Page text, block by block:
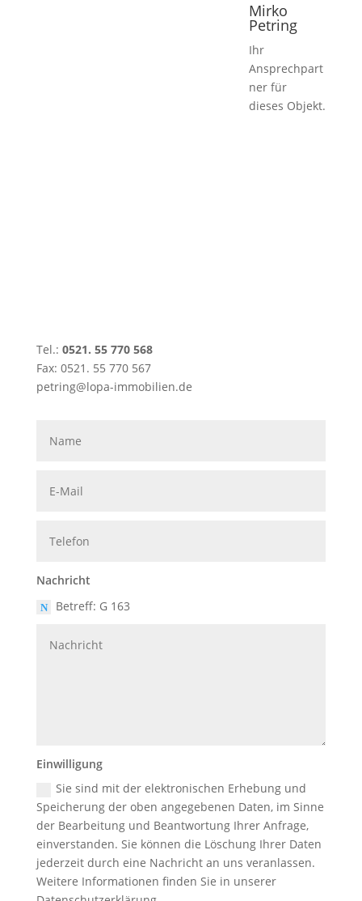
Mirko
Petring
Ihr
Ansprechpart
ner für
dieses Objekt.
Tel.: 0521. 55 770 568
Fax: 0521. 55 770 567
petring@lopa-immobilien.de
Nachricht
Betreff: G 163
Einwilligung
Sie sind mit der elektronischen Erhebung und
Speicherung der oben angegebenen Daten, im Sinne
der Bearbeitung und Beantwortung Ihrer Anfrage,
einverstanden. Sie können die Löschung Ihrer Daten
jederzeit durch eine Nachricht an uns veranlassen.
Weitere Informationen finden Sie in unserer